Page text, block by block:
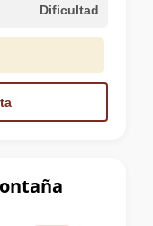
Dificultad